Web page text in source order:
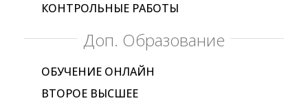
КОНТРОЛЬНЫЕ РАБОТЫ
Доп. Образование
ОБУЧЕНИЕ ОНЛАЙН
ВТОРОЕ ВЫСШЕЕ